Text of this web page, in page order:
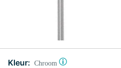
Kleur: Chroom